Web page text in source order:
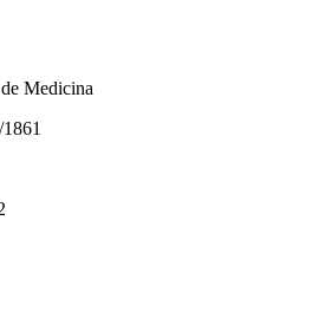
Medicina